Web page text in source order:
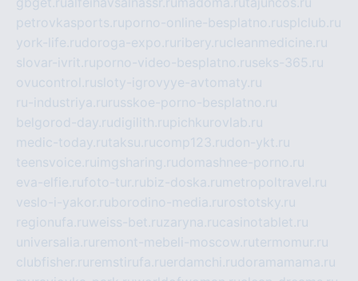
petrovkasports.ruporno-online-besplatno.rusplclub.ru
york-life.rudoroga-expo.ru ribery.rucleanmedicine.ru
slovar-ivrit.ruporno-video-besplatno.ruseks-365.ru
ovucontrol.rusloty-igrovyye-avtomaty.ru
ru-industriya.ru russkoe-porno-besplatno.ru
belgorod-day.rudigilith.rupichkurovlab.ru
medic-today.rutaksu.rucomp123.rudon-ykt.ru
teensvoice.ru imgsharing.rudomashnee-porno.ru
eva-elfie.rufoto-tur.rubiz-doska.ru metropoltravel.ru
veslo-i-yakor.ruborodino-media.ru rostotsky.ru
regionufa.ruweiss-bet.ruzaryna.rucasinotablet.ru
universalia.ru remont-mebeli-moscow.rutermomur.ru
clubfisher.ru remstirufa.ruerdamchi.rudoramamama.ru